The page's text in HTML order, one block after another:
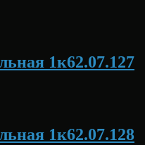
1к62.07.127
1к62.07.128